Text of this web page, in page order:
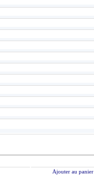
Ajouter au panier